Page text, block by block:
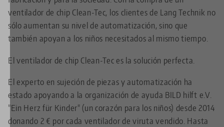
ventilador de chip Clean-Tec, los clientes de Lang Technik no
sólo aumentan su nivel de automatización, sino que
también apoyan a los niños necesitados al mismo tiempo.
El ventilador de chip Clean-Tec es la solución perfecta.
El experto en sujeción de piezas y automatización ha
estado apoyando a la organización de ayuda BILD hilft e.V.
"Ein Herz für Kinder" (un corazón para los niños) desde 2014
donando 2 € por cada ventilador de viruta vendido. Hasta